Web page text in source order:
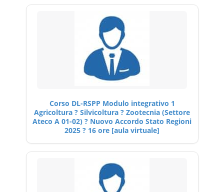
Corso DL-RSPP Modulo integrativo 1
Agricoltura ? Silvicoltura ? Zootecnia (Settore
Ateco A 01-02) ? Nuovo Accordo Stato Regioni
2025 ? 16 ore [aula virtuale]